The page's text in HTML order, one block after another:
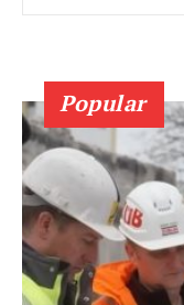
Popular